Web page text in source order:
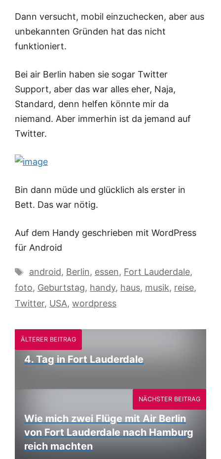
Dann versucht, mobil einzuchecken, aber aus
unbekannten Gründen hat das nicht
funktioniert.
Bei air Berlin haben sie sogar Twitter
Support, aber das war alles eher, Naja,
Standard, denn helfen könnte mir da
niemand. Aber immerhin ist da jemand auf
Twitter.
Bin dann müde und glücklich als erster in
Bett. Das war nötig.
Auf dem Handy geschrieben mit WordPress
für Android
Schlagwörter
android, Berlin, essen, Fort Lauderdale,
foto, Geburtstag, handy, haus, musik, reise,
Twitter, USA, wordpress
ÄLTERER BEITRAG
4. Tag in Fort Lauderdale
Wie mich zwei Flüge mit Air Berlin
von Fort Lauderdale nach Hamburg
reich machten
NÄCHSTER BEITRAG